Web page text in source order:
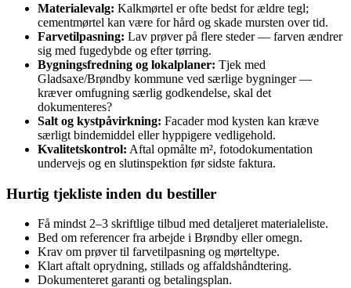
Materialevalg: Kalkmørtel er ofte bedst for ældre tegl;
cementmørtel kan være for hård og skade mursten over tid.
Farvetilpasning: Lav prøver på flere steder — farven ændrer
sig med fugedybde og efter tørring.
Bygningsfredning og lokalplaner: Tjek med
Gladsaxe/Brøndby kommune ved særlige bygninger —
kræver omfugning særlig godkendelse, skal det
dokumenteres?
Salt og kystpåvirkning: Facader mod kysten kan kræve
særligt bindemiddel eller hyppigere vedligehold.
Kvalitetskontrol: Aftal opmålte m², fotodokumentation
undervejs og en slutinspektion før sidste faktura.
Hurtig tjekliste inden du bestiller
Få mindst 2–3 skriftlige tilbud med detaljeret materialeliste.
Bed om referencer fra arbejde i Brøndby eller omegn.
Krav om prøver til farvetilpasning og mørteltype.
Klart aftalt oprydning, stillads og affaldshåndtering.
Dokumenteret garanti og betalingsplan.